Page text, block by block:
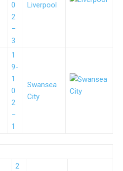
0
2
–
3
Liverpool
1
9-
1
0
2
–
1
Swansea
City
2